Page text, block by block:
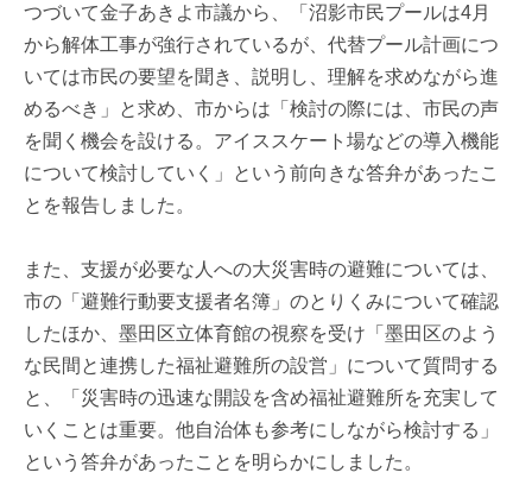
つづいて金子あきよ市議から、「沼影市民プールは4月
から解体工事が強行されているが、代替プール計画につ
いては市民の要望を聞き、説明し、理解を求めながら進
めるべき」と求め、市からは「検討の際には、市民の声
を聞く機会を設ける。アイススケート場などの導入機能
について検討していく」という前向きな答弁があったこ
とを報告しました。
また、支援が必要な人への大災害時の避難については、
市の「避難行動要支援者名簿」のとりくみについて確認
したほか、墨田区立体育館の視察を受け「墨田区のよう
な民間と連携した福祉避難所の設営」について質問する
と、「災害時の迅速な開設を含め福祉避難所を充実して
いくことは重要。他自治体も参考にしながら検討する」
という答弁があったことを明らかにしました。